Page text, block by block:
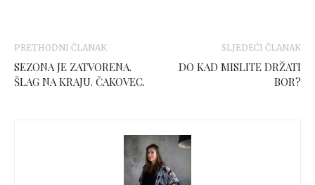
PRETHODNI ČLANAK
SEZONA JE ZATVORENA.
ŠLAG NA KRAJU. ČAKOVEC.
SLJEDEĆI ČLANAK
DO KAD MISLITE DRŽATI
BOR?